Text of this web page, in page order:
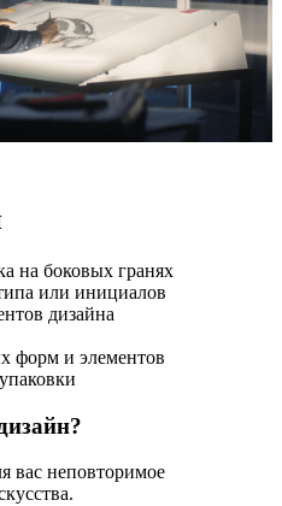
на боковых гранях
или инициалов
дизайна
форм и элементов
вас неповторимое